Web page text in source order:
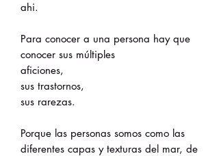
ahi.
Para conocer a una persona hay que
conocer sus múltiples
aficiones,
sus trastornos,
sus rarezas.
Porque las personas somos como las
diferentes capas y texturas del mar, de